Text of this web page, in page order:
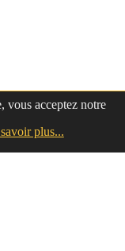
vous acceptez notre
plus...